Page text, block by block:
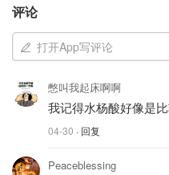
评论
打开App写评论
憋叫我起床啊啊
我记得水杨酸好像是
04-30 · 回复
Peaceblessing